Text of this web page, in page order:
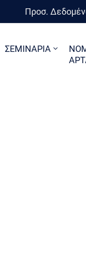
Προσ.
ΣΕΜΙΝΑΡΙΑ